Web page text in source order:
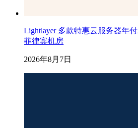
Lightlayer 多款特惠云服务器年
菲律宾机房
2026年8月7日